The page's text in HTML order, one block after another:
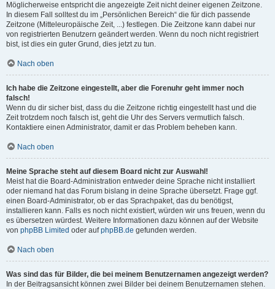
Möglicherweise entspricht die angezeigte Zeit nicht deiner eigenen Zeitzone.
In diesem Fall solltest du im „Persönlichen Bereich“ die für dich passende
Zeitzone (Mitteleuropäische Zeit, ...) festlegen. Die Zeitzone kann dabei nur
von registrierten Benutzern geändert werden. Wenn du noch nicht registriert
bist, ist dies ein guter Grund, dies jetzt zu tun.
Nach oben
Ich habe die Zeitzone eingestellt, aber die Forenuhr geht immer noch
falsch!
Wenn du dir sicher bist, dass du die Zeitzone richtig eingestellt hast und die
Zeit trotzdem noch falsch ist, geht die Uhr des Servers vermutlich falsch.
Kontaktiere einen Administrator, damit er das Problem beheben kann.
Nach oben
Meine Sprache steht auf diesem Board nicht zur Auswahl!
Meist hat die Board-Administration entweder deine Sprache nicht installiert
oder niemand hat das Forum bislang in deine Sprache übersetzt. Frage ggf.
einen Board-Administrator, ob er das Sprachpaket, das du benötigst,
installieren kann. Falls es noch nicht existiert, würden wir uns freuen, wenn du
es übersetzen würdest. Weitere Informationen dazu können auf der Website
von phpBB Limited oder aufphpBB.de gefunden werden.
Nach oben
Was sind das für Bilder, die bei meinem Benutzernamen angezeigt werden?
In der Beitragsansicht können zwei Bilder bei deinem Benutzernamen stehen.